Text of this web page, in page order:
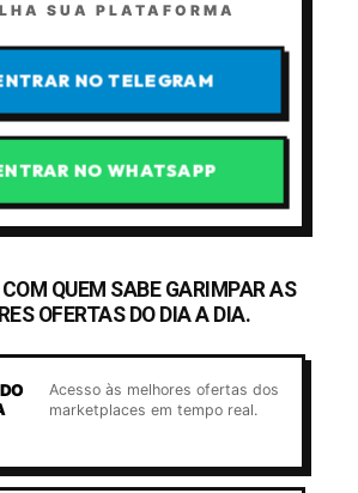
SUA PLATAFORMA
NO TELEGRAM
NO WHATSAPP
QUEM SABE GARIMPAR AS
OFERTAS DO DIA A DIA.
Acesso às melhores ofertas dos
marketplaces em tempo real.